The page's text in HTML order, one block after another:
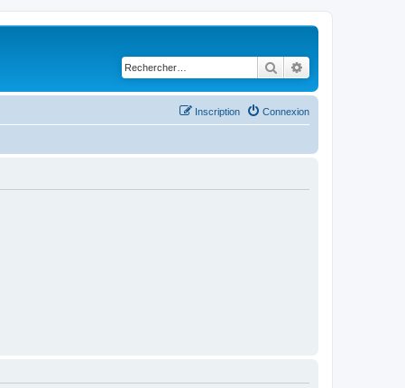
Rechercher
Connexion
Inscription